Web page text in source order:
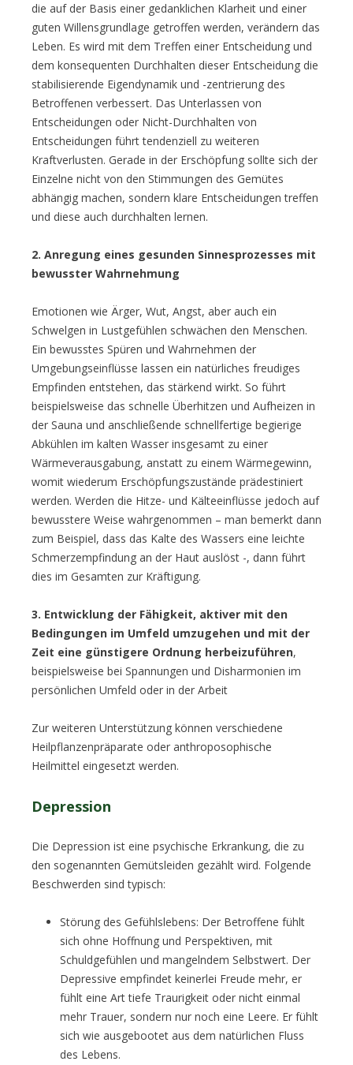
die auf der Basis einer gedanklichen Klarheit und einer
guten Willensgrundlage getroffen werden, verändern das
Leben. Es wird mit dem Treffen einer Entscheidung und
dem konsequenten Durchhalten dieser Entscheidung die
stabilisierende Eigendynamik und -zentrierung des
Betroffenen verbessert. Das Unterlassen von
Entscheidungen oder Nicht-Durchhalten von
Entscheidungen führt tendenziell zu weiteren
Kraftverlusten. Gerade in der Erschöpfung sollte sich der
Einzelne nicht von den Stimmungen des Gemütes
abhängig machen, sondern klare Entscheidungen treffen
und diese auch durchhalten lernen.
2. Anregung eines gesunden Sinnesprozesses mit
bewusster Wahrnehmung
Emotionen wie Ärger, Wut, Angst, aber auch ein
Schwelgen in Lustgefühlen schwächen den Menschen.
Ein bewusstes Spüren und Wahrnehmen der
Umgebungseinflüsse lassen ein natürliches freudiges
Empfinden entstehen, das stärkend wirkt. So führt
beispielsweise das schnelle Überhitzen und Aufheizen in
der Sauna und anschließende schnellfertige begierige
Abkühlen im kalten Wasser insgesamt zu einer
Wärmeverausgabung, anstatt zu einem Wärmegewinn,
womit wiederum Erschöpfungszustände prädestiniert
werden. Werden die Hitze- und Kälteeinflüsse jedoch auf
bewusstere Weise wahrgenommen – man bemerkt dann
zum Beispiel, dass das Kalte des Wassers eine leichte
Schmerzempfindung an der Haut auslöst -, dann führt
dies im Gesamten zur Kräftigung.
3. Entwicklung der Fähigkeit, aktiver mit den
Bedingungen im Umfeld umzugehen und mit der
Zeit eine günstigere Ordnung herbeizuführen,
beispielsweise bei Spannungen und Disharmonien im
persönlichen Umfeld oder in der Arbeit
Zur weiteren Unterstützung können verschiedene
Heilpflanzenpräparate oder anthroposophische
Heilmittel eingesetzt werden.
Depression
Die Depression ist eine psychische Erkrankung, die zu
den sogenannten Gemütsleiden gezählt wird. Folgende
Beschwerden sind typisch:
Störung des Gefühlslebens: Der Betroffene fühlt
sich ohne Hoffnung und Perspektiven, mit
Schuldgefühlen und mangelndem Selbstwert. Der
Depressive empfindet keinerlei Freude mehr, er
fühlt eine Art tiefe Traurigkeit oder nicht einmal
mehr Trauer, sondern nur noch eine Leere. Er fühlt
sich wie ausgebootet aus dem natürlichen Fluss
des Lebens.